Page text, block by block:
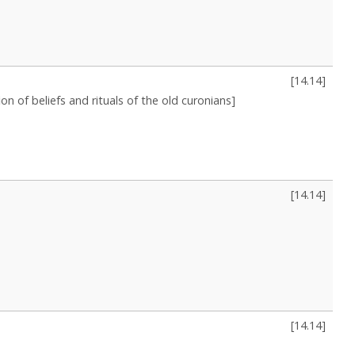
[14.14]
of beliefs and rituals of the old curonians]
[14.14]
[14.14]